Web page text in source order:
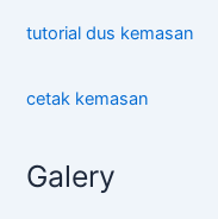
tutorial dus kemasan
cetak kemasan
Galery